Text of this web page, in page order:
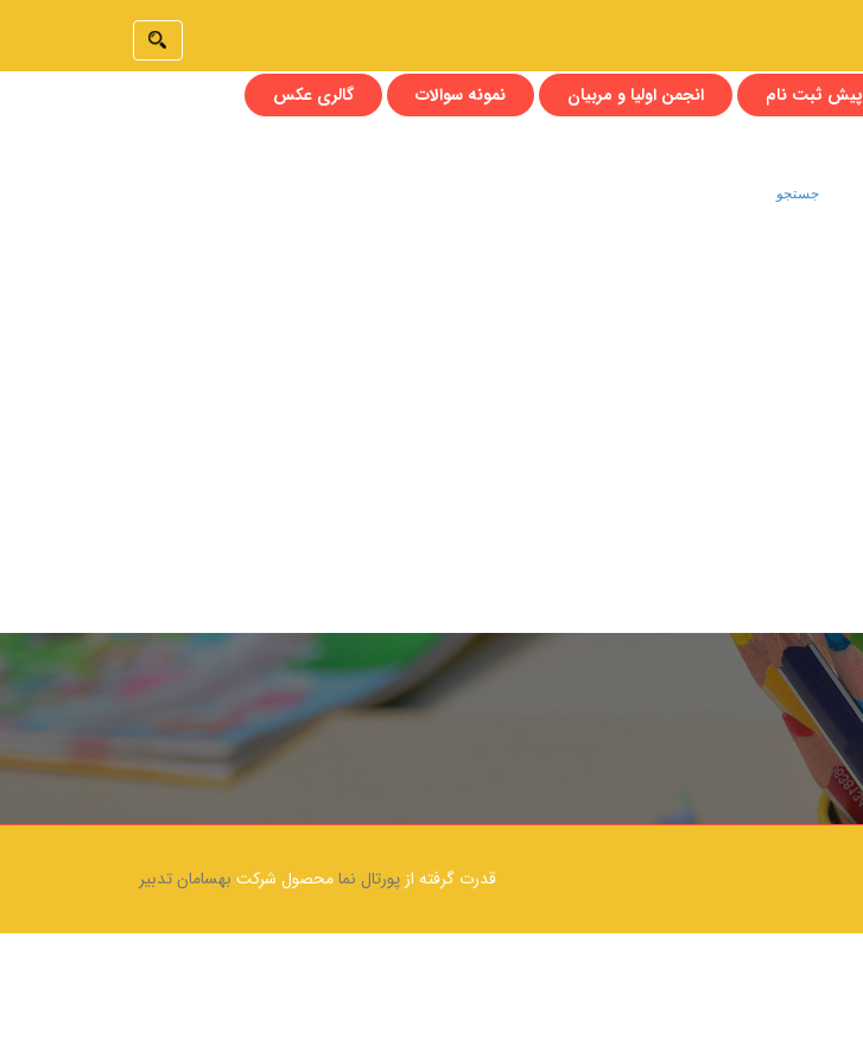
پیش ثبت نام انجمن اولیا و مربیان نمونه سوالات
گالری عکس
جستجو
قدرت گرفته از پورتال نمامحصول شرکت بهسامان تدبیر